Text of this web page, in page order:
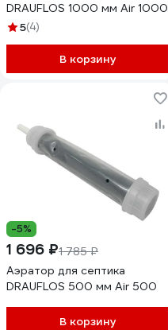
DRAUFLOS 1000 мм Air 1000
5(4)
В корзину
-5%
1 696 ₽1 785 ₽
Аэратор для септика
DRAUFLOS 500 мм Air 500
В корзину